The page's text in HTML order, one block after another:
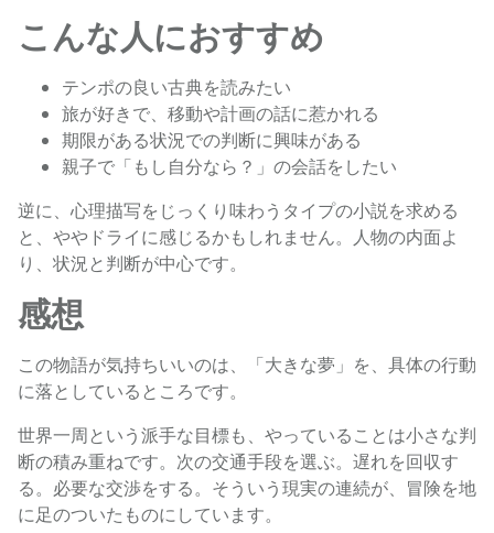
こんな人におすすめ
テンポの良い古典を読みたい
旅が好きで、移動や計画の話に惹かれる
期限がある状況での判断に興味がある
親子で「もし自分なら？」の会話をしたい
逆に、心理描写をじっくり味わうタイプの小説を求める
と、ややドライに感じるかもしれません。人物の内面よ
り、状況と判断が中心です。
感想
この物語が気持ちいいのは、「大きな夢」を、具体の行動
に落としているところです。
世界一周という派手な目標も、やっていることは小さな判
断の積み重ねです。次の交通手段を選ぶ。遅れを回収す
る。必要な交渉をする。そういう現実の連続が、冒険を地
に足のついたものにしています。